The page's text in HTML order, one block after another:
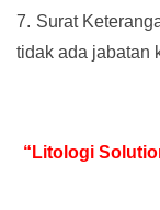
7. Surat
tidak ada jabatan
“Litologi